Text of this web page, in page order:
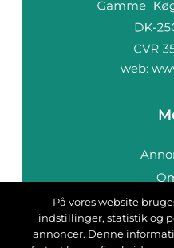
web:
På vores website
indstillinger, statistik og
annoncer. Denne